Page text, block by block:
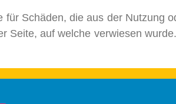
Schäden, die aus der Nutzung
Seite, auf welche verwiesen wurde.